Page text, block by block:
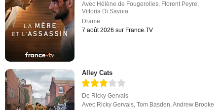
Avec Hélène de Fougerolles, Florent Peyre,
Vittoria Di Savoia
Drame
7 août 2026 sur France.TV
Alley Cats
De Ricky Gervais
Avec Ricky Gervais ,Tom Basden ,Andrew Brooke